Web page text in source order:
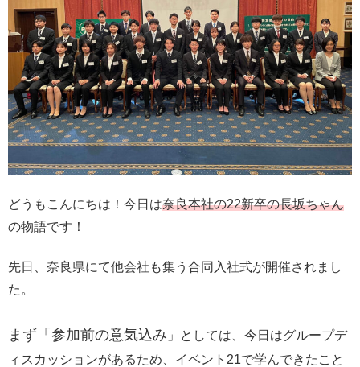
どうもこんにちは！今日は奈良本社の22新卒の長坂ちゃん
の物語です！
先日、奈良県にて他会社も集う合同入社式が開催されまし
た。
まず「参加前の意気込み 」としては、今日はグループデ
ィスカッションがあるため、イベント21で学んできたこと